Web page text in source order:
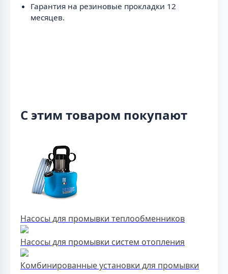
Гарантия на резиновые прокладки 12
месяцев.
С этим товаром покупают
Насосы для промывки теплообменников
Насосы для промывки систем отопления
Комбинированные установки для промывки